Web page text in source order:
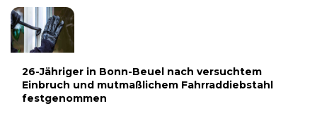
26-Jähriger in Bonn-Beuel nach versuchtem
Einbruch und mutmaßlichem Fahrraddiebstahl
festgenommen